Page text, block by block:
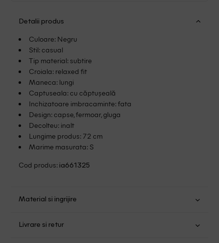
Detalii produs
Culoare: Negru
Stil: casual
Tip material: subtire
Croiala: relaxed fit
Maneca: lungi
Captuseala: cu căptușeală
Inchizatoare imbracaminte: fata
Design: capse, fermoar, gluga
Decolteu: inalt
Lungime produs: 72 cm
Marime masurata: S
Cod produs: ia661325
Material si ingrijire
Livrare si retur